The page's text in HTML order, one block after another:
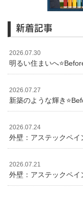
新着記事
2026.07.30
明るい住まいへ
2026.07.27
新築のような輝き
2026.07.24
外壁：アステックペ
2026.07.21
外壁：アステックペ